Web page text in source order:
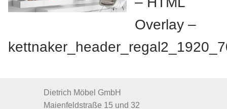
Overlay –
Dietrich Möbel GmbH
Maienfeldstraße 15 und 32